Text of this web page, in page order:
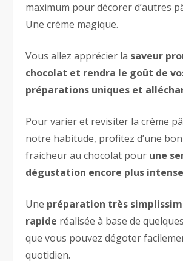
maximum pour décorer d’autres
Une crème magique.
Vous allez apprécier la saveur
chocolat et rendra le goût de
préparations uniques et
Pour varier et revisiter la crème
notre habitude, profitez d’une
fraicheur au chocolat pour une
dégustation encore plus
Une préparation très
rapide réalisée à base de
que vous pouvez dégoter
quotidien.